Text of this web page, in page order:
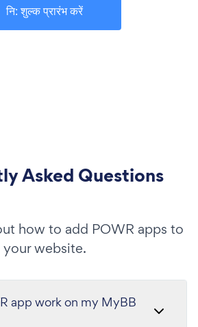
नि: शुल्क प्रारंभ करें
Asked Questions
how to add POWR apps to
your website.
app work on my MyBB